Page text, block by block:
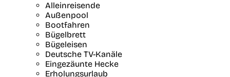
Alleinreisende
Außenpool
Bootfahren
Bügelbrett
Bügeleisen
Deutsche TV-Kanäle
Eingezäunte Hecke
Erholungsurlaub